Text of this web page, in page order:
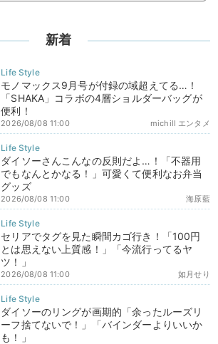
新着
モノマックス9月号が付録の域超えてる…！
「SHAKA」コラボの4層ショルダーバッグが
便利！
michill エンタメ
2026/08/08 11:00
ダイソーさんこんなの反則だよ…！「不器用
でもなんとかなる！」可愛くて便利なお弁当
グッズ
海原藍
2026/08/08 11:00
セリアでタグを見た瞬間カゴ行き！「100円
とは思えない上質感！」「今流行ってるヤ
ツ！」
如月せり
2026/08/08 11:00
ダイソーのリングが画期的「余ったルーズリ
ーフ捨てないで！」「バインダーよりいいか
も！」